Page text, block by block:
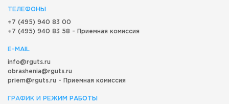
ТЕЛЕФОНЫ
+7 (495) 940 83 00
+7 (495) 940 83 58 - Приемная комиссия
E-MAIL
info@rguts.ru
obrashenia@rguts.ru
priem@rguts.ru - Приемная комиссия
ГРАФИК И РЕЖИМ РАБОТЫ